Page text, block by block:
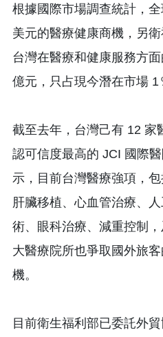
根據國際市場調查統計，
美元的醫療健康商機，另
台灣在醫療和健康服務方
億元，只占現今潛在市場 1
截至去年，台灣己有 12 家
認可信度最高的 JCI 國際
示，目前台灣醫療強項，
肝臟移植、心血管治療、
術、眼科治療、減重控制
大醫療院所也爭取國外旅
機。
目前衛生福利部已委託外